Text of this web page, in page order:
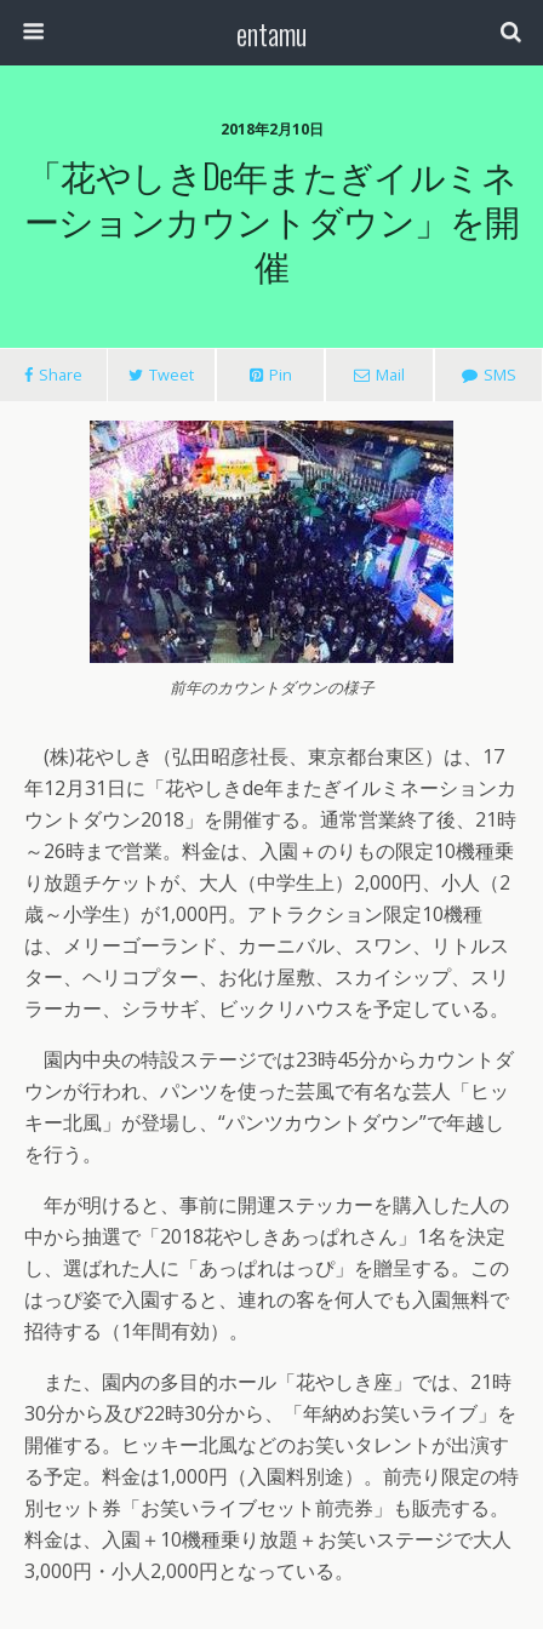
entamu
2018年2月10日
「花やしきde年またぎイルミネ
ーションカウントダウン」を開
催
Share Tweet Pin Mail SMS
前年のカウントダウンの様子
(株)花やしき（弘田昭彦社長、東京都台東区）は、17
年12月31日に「花やしきde年またぎイルミネーションカ
ウントダウン2018」を開催する。通常営業終了後、21時
～26時まで営業。料金は、入園＋のりもの限定10機種乗
り放題チケットが、大人（中学生上）2,000円、小人（2
歳～小学生）が1,000円。アトラクション限定10機種
は、メリーゴーランド、カーニバル、スワン、リトルス
ター、ヘリコプター、お化け屋敷、スカイシップ、スリ
ラーカー、シラサギ、ビックリハウスを予定している。
園内中央の特設ステージでは23時45分からカウントダ
ウンが行われ、パンツを使った芸風で有名な芸人「ヒッ
キー北風」が登場し、“パンツカウントダウン”で年越し
を行う。
年が明けると、事前に開運ステッカーを購入した人の
中から抽選で「2018花やしきあっぱれさん」1名を決定
し、選ばれた人に「あっぱれはっぴ」を贈呈する。この
はっぴ姿で入園すると、連れの客を何人でも入園無料で
招待する（1年間有効）。
また、園内の多目的ホール「花やしき座」では、21時
30分から及び22時30分から、「年納めお笑いライブ」を
開催する。ヒッキー北風などのお笑いタレントが出演す
る予定。料金は1,000円（入園料別途）。前売り限定の特
別セット券「お笑いライブセット前売券」も販売する。
料金は、入園＋10機種乗り放題＋お笑いステージで大人
3,000円・小人2,000円となっている。